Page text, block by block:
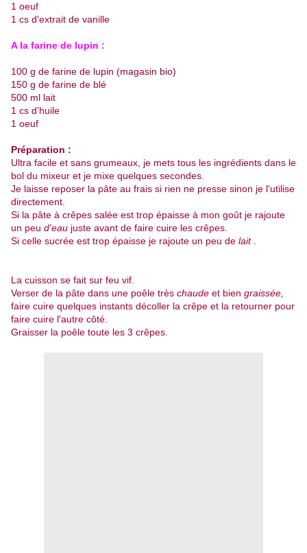
1 oeuf
1 cs d'extrait de vanille
A la farine de lupin :
100 g de farine de lupin (magasin bio)
150 g de farine de blé
500 ml lait
1 cs d'huile
1 oeuf
Préparation :
Ultra facile et sans grumeaux, je mets tous les ingrédients dans le
bol du mixeur et je mixe quelques secondes.
Je laisse reposer la pâte au frais si rien ne presse sinon je l'utilise
directement.
Si la pâte à crêpes salée est trop épaisse à mon goût je rajoute
un peu d'eau juste avant de faire cuire les crêpes.
Si celle sucrée est trop épaisse je rajoute un peu de lait.
La cuisson se fait sur feu vif.
Verser de la pâte dans une poêle très chaude et bien graissée,
faire cuire quelques instants décoller la crêpe et la retourner pour
faire cuire l'autre côté.
Graisser la poêle toute les 3 crêpes.